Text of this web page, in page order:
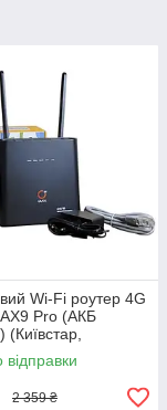
Wi-Fi роутер 4G
Pro (АКБ
Lifecell) для дому
відправки
2 359 ₴